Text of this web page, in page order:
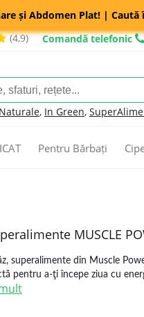
și Abdomen Plat! | Caută
(4,9)
Comandă telefonic
, In Green,
Pentru Bărbați
MUSCLE
superalimente din Muscle
pentru a-ţi începe ziua cu